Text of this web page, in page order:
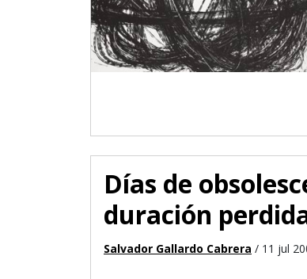
Días de
duración
Salvador Gallardo Cabrera / 11 jul